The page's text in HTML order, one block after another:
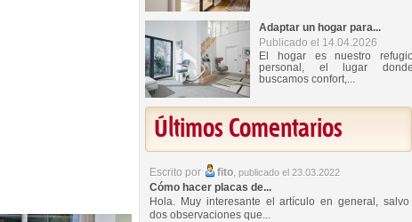
Adaptar un hogar para...
Publicado el 14.04.2026
El hogar es nuestro
personal, el lugar donde
buscamos confort,...
Últimos Comentarios
Escrito por fito, publicado el 23.03.2022
Cómo hacer placas de...
Hola. Muy interesante el artículo en general, salvo
dos observaciones que...